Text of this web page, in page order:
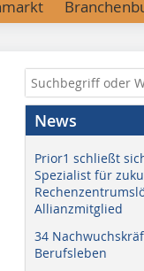
News
Prior1 schließt
Spezialist für
Allianzmitglied
34
Berufsleben